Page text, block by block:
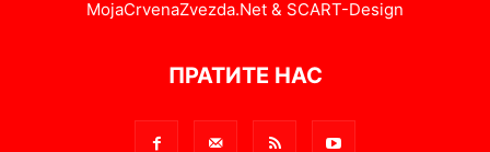
MojaCrvenaZvezda.Net & SCART-Design
ПРАТИТЕ НАС